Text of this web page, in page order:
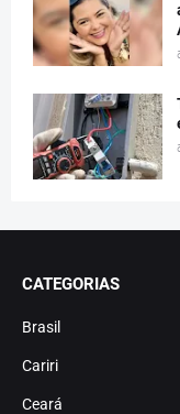
CATEGORIAS
Brasil
Cariri
Ceará